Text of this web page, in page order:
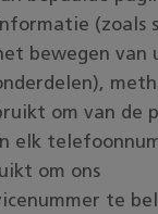
(zoals
bewegen van
om van de
elk
om ons
te